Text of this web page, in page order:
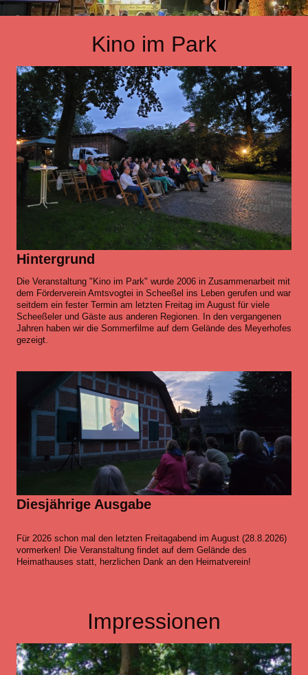
Kino im Park
Hintergrund
Die Veranstaltung "Kino im Park" wurde 2006 in Zusammenarbeit mit
dem Förderverein Amtsvogtei in Scheeßel ins Leben gerufen und war
seitdem ein fester Termin am letzten Freitag im August für viele
Scheeßeler und Gäste aus anderen Regionen. In den vergangenen
Jahren haben wir die Sommerfilme auf dem Gelände des Meyerhofes
gezeigt.
Diesjährige Ausgabe
Für 2026 schon mal den letzten Freitagabend im August (28.8.2026)
vormerken! Die Veranstaltung findet auf dem Gelände des
Heimathauses statt, herzlichen Dank an den Heimatverein!
Impressionen